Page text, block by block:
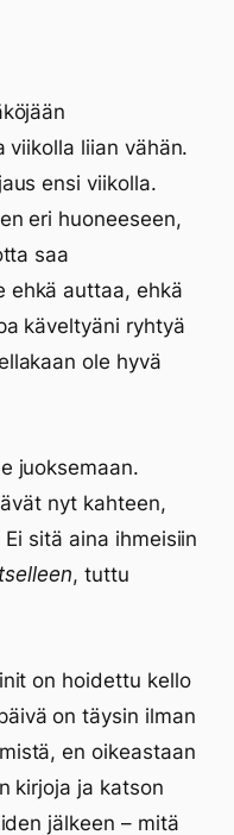
viikolla liian vähän.
ensi viikolla.
eri huoneeseen,
saa
ehkä auttaa, ehkä
käveltyäni ryhtyä
ole hyvä
juoksemaan.
nyt kahteen,
sitä aina ihmeisiin
, tuttu
on hoidettu kello
on täysin ilman
en oikeastaan
kirjoja ja katson
jälkeen – mitä